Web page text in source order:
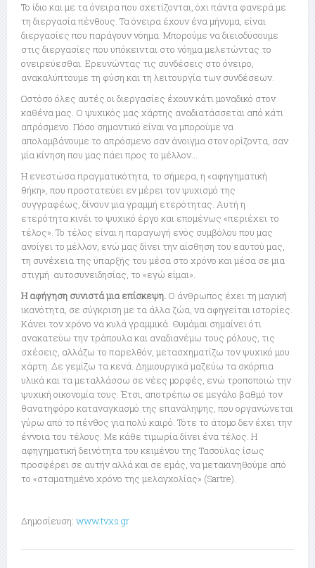
Το ίδιο και με τα όνειρα που σχετίζονται, όχι πάντα φανερά με
τη διεργασία πένθους. Τα όνειρα έχουν ένα μήνυμα, είναι
διεργασίες που παράγουν νόημα. Μπορούμε να διεισδύσουμε
στις διεργασίες που υπόκεινται στο νόημα μελετώντας το
ονειρεύεσθαι. Ερευνώντας τις συνδέσεις στο όνειρο,
ανακαλύπτουμε τη φύση και τη λειτουργία των συνδέσεων.
Ωστόσο όλες αυτές οι διεργασίες έχουν κάτι μοναδικό στον
καθένα μας. Ο ψυχικός μας χάρτης αναδιατάσσεται από κάτι
απρόσμενο. Πόσο σημαντικό είναι να μπορούμε να
απολαμβάνουμε το απρόσμενο σαν άνοιγμα στον ορίζοντα, σαν
μία κίνηση που μας πάει προς το μέλλον…
Η ενεστώσα πραγματικότητα, το σήμερα, η «αφηγηματική
θήκη», που προστατεύει εν μέρει τον ψυχισμό της
συγγραφέως, δίνουν μια γραμμή ετερότητας. Αυτή η
ετερότητα κινέι το ψυχικό έργο και επομένως «περιέχει το
τέλος». Το τέλος είναι η παραγωγή ενός συμβόλου που μας
ανοίγει το μέλλον, ενώ μας δίνει την αίσθηση του εαυτού μας,
τη συνέχεια της ύπαρξής του μέσα στο χρόνο και μέσα σε μια
στιγμή αυτοσυνειδησίας, το «εγώ είμαι».
Η αφήγηση συνιστά μια επίσκεψη. Ο άνθρωπος έχει τη μαγική
ικανότητα, σε σύγκριση με τα άλλα ζώα, να αφηγείται ιστορίες.
Κάνει τον χρόνο να κυλά γραμμικά. Θυμάμαι σημαίνει ότι
ανακατεύω την τράπουλα και αναδιανέμω τους ρόλους, τις
σχέσεις, αλλάζω το παρελθόν, μετασχηματίζω τον ψυχικό μου
χάρτη. Δε γεμίζω τα κενά. Δημιουργικά μαζεύω τα σκόρπια
υλικά και τα μεταλλάσσω σε νέες μορφές, ενώ τροποποιώ την
ψυχική οικονομία τους. Έτσι, αποτρέπω σε μεγάλο βαθμό τον
θανατηφόρο καταναγκασμό της επανάληψης, που οργανώνεται
γύρω από το πένθος για πολύ καιρό. Τότε το άτομο δεν έχει την
έννοια του τέλους. Με κάθε τιμωρία δίνει ένα τέλος. Η
αφηγηματική δεινότητα του κειμένου της Τασούλας ίσως
προσφέρει σε αυτήν αλλά και σε εμάς, να μετακινηθούμε από
το «σταματημένο χρόνο της μελαγχολίας» (Sartre).
Δημοσίευση: www.tvxs.gr